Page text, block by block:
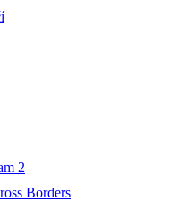
2
Borders